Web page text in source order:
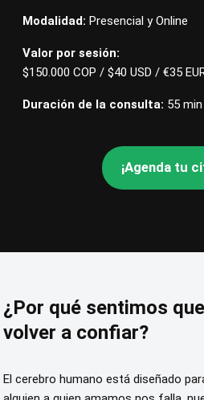
Modalidad: Presencial y Online
Valor por sesión:
$150.000 COP / $40 USD / €35
Duración de la consulta: 55 min
¡Agenda tu
¿Por qué sentimos
volver a confiar?
El cerebro humano está diseñado